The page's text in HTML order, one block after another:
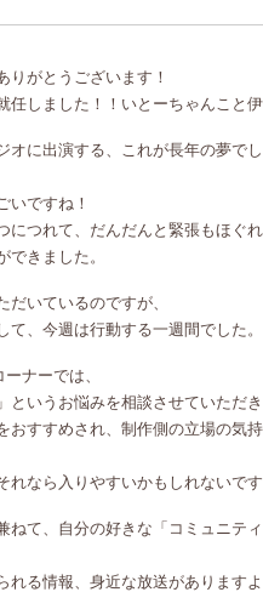
りがとうございます！
任しました！！いとーちゃんこと
オに出演する、これが長年の夢で
いですね！
につれて、だんだんと緊張もほぐ
できました。
いているのですが、
、今週は行動する一週間でした。
ナーでは、
というお悩みを相談させていただ
おすすめされ、制作側の立場の気
れなら入りやすいかもしれないで
ねて、自分の好きな「コミュニテ
れる情報、身近な放送があります